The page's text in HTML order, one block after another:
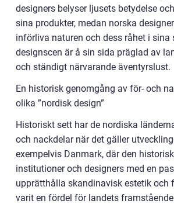
designers belyser ljusets betydelse
sina produkter, medan norska
införliva naturen och dess råhet i sina
designscen är å sin sida präglad av
och ständigt närvarande äventyrslust.
En historisk genomgång av för- och
olika ”nordisk design”
Historiskt sett har de nordiska
och nackdelar när det gäller
exempelvis Danmark, där den
institutioner och designers med en
upprätthålla skandinavisk estetik och
varit en fördel för landets